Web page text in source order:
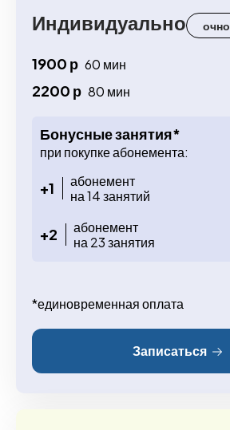
Индивидуально очно
1900 р 60 мин
2200 р 80 мин
Бонусные занятия*
при покупке абонемента:
+1
абонемент
на 14 занятий
+2
абонемент
на 23 занятия
*единовременная оплата
Записаться